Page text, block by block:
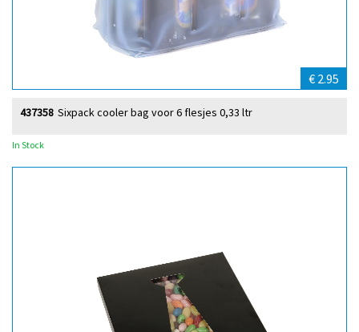
€ 2.95
Sixpack cooler bag voor 6 flesjes 0,33 ltr
437358
In Stock